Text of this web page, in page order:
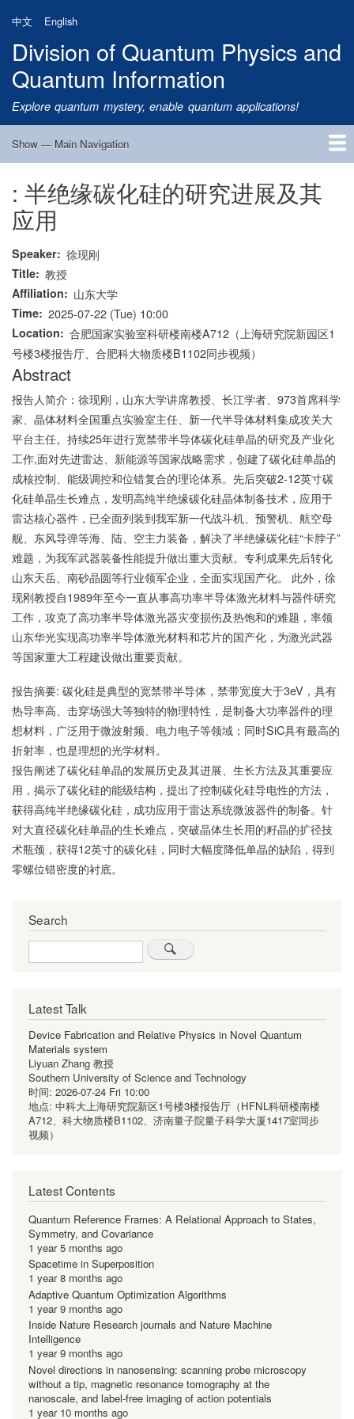
main
content
中文 English
Division of Quantum Physics and
Quantum Information
Explore quantum mystery, enable quantum applications!
Main
Show — Main Navigation
Home
Research
Quantum Satellite
People
News
Research Progress
Talks
Publications
Notice
Admission
Links
: 半绝缘碳化硅的研究进展及其
应用
Speaker 徐现刚
Title 教授
Affiliation 山东大学
Time 2025-07-22 (Tue) 10:00
Location
合肥国家实验室科研楼南楼A712（上海研究院新园区1
号楼3楼报告厅、合肥科大物质楼B1102同步视频）
Abstract
报告人简介：徐现刚，山东大学讲席教授、长江学者、973首席科学
家、晶体材料全国重点实验室主任、新一代半导体材料集成攻关大
平台主任。持续25年进行宽禁带半导体碳化硅单晶的研究及产业化
工作,面对先进雷达、新能源等国家战略需求，创建了碳化硅单晶的
成核控制、能级调控和位错复合的理论体系。先后突破2-12英寸碳
化硅单晶生长难点，发明高纯半绝缘碳化硅晶体制备技术，应用于
雷达核心器件，已全面列装到我军新一代战斗机、预警机、航空母
舰、东风导弹等海、陆、空主力装备，解决了半绝缘碳化硅“卡脖子”
难题，为我军武器装备性能提升做出重大贡献。专利成果先后转化
山东天岳、南砂晶圆等行业领军企业，全面实现国产化。 此外，徐
现刚教授自1989年至今一直从事高功率半导体激光材料与器件研究
工作，攻克了高功率半导体激光器灾变损伤及热饱和的难题，率领
山东华光实现高功率半导体激光材料和芯片的国产化，为激光武器
等国家重大工程建设做出重要贡献。
报告摘要: 碳化硅是典型的宽禁带半导体，禁带宽度大于3eV，具有
热导率高、击穿场强大等独特的物理特性，是制备大功率器件的理
想材料，广泛用于微波射频、电力电子等领域；同时SiC具有最高的
折射率，也是理想的光学材料。
报告阐述了碳化硅单晶的发展历史及其进展、生长方法及其重要应
用，揭示了碳化硅的能级结构，提出了控制碳化硅导电性的方法，
获得高纯半绝缘碳化硅，成功应用于雷达系统微波器件的制备。针
对大直径碳化硅单晶的生长难点，突破晶体生长用的籽晶的扩径技
术瓶颈，获得12英寸的碳化硅，同时大幅度降低单晶的缺陷，得到
零螺位错密度的衬底。
Search
Search
Latest Talk
Device Fabrication and Relative Physics in Novel Quantum
Materials system
Liyuan Zhang 教授
Southern University of Science and Technology
时间: 2026-07-24 Fri 10:00
地点: 中科大上海研究院新区1号楼3楼报告厅（HFNL科研楼南楼
A712、科大物质楼B1102、济南量子院量子科学大厦1417室同步
视频）
Latest Contents
Quantum Reference Frames: A Relational Approach to States,
Symmetry, and Covariance
1 year 5 months ago
Spacetime in Superposition
1 year 8 months ago
Adaptive Quantum Optimization Algorithms
1 year 9 months ago
Inside Nature Research journals and Nature Machine
Intelligence
1 year 9 months ago
Novel directions in nanosensing: scanning probe microscopy
without a tip, magnetic resonance tomography at the
nanoscale, and label-free imaging of action potentials
1 year 10 months ago